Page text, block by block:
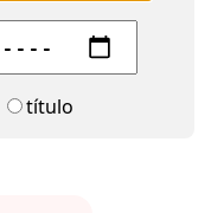
título